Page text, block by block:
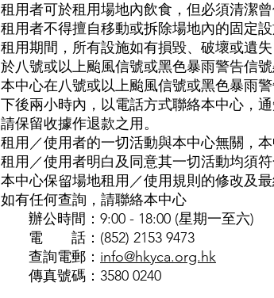
租用者可於租用場地內飲食，但必須清潔
租用者不得擅自移動或拆除場地內的固定
租用期間，所有設施如有損毀、破壞或遺
於八號或以上颱風信號或黑色暴雨警告信
本中心在八號或以上颱風信號或黑色暴雨
下後兩小時內，以電話方式聯絡本中心，
請保留收據作退款之用。
租用／使用者的一切活動與本中心無關，本
租用／使用者明白及同意其一切活動均須符
本中心保留場地租用／使用規則的修改及最
如有任何查詢，請聯絡本中心
辦公時間：9:00 - 18:00 (星期一至六)
電 話：(852) 2153 9473
查詢電郵： info@hkyca.org.hk
傳真號碼：3580 0240